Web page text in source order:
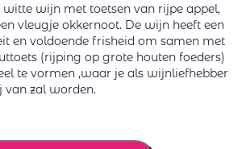
witte wijn met toetsen van rijpe appel,
vleugje okkernoot. De wijn heeft een
en voldoende frisheid om samen met
(rijping op grote houten foeders)
te vormen ,waar je als wijnliefhebber
van zal worden.